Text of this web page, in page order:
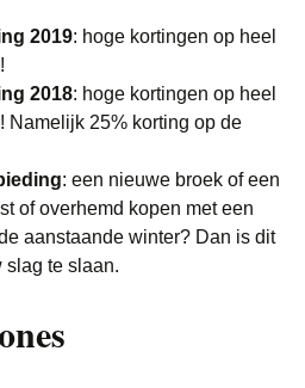
2019: hoge kortingen op heel
2018: hoge kortingen op heel
Namelijk 25% korting op de
: een nieuwe broek of een
of overhemd kopen met een
aanstaande winter? Dan is dit
slag te slaan.